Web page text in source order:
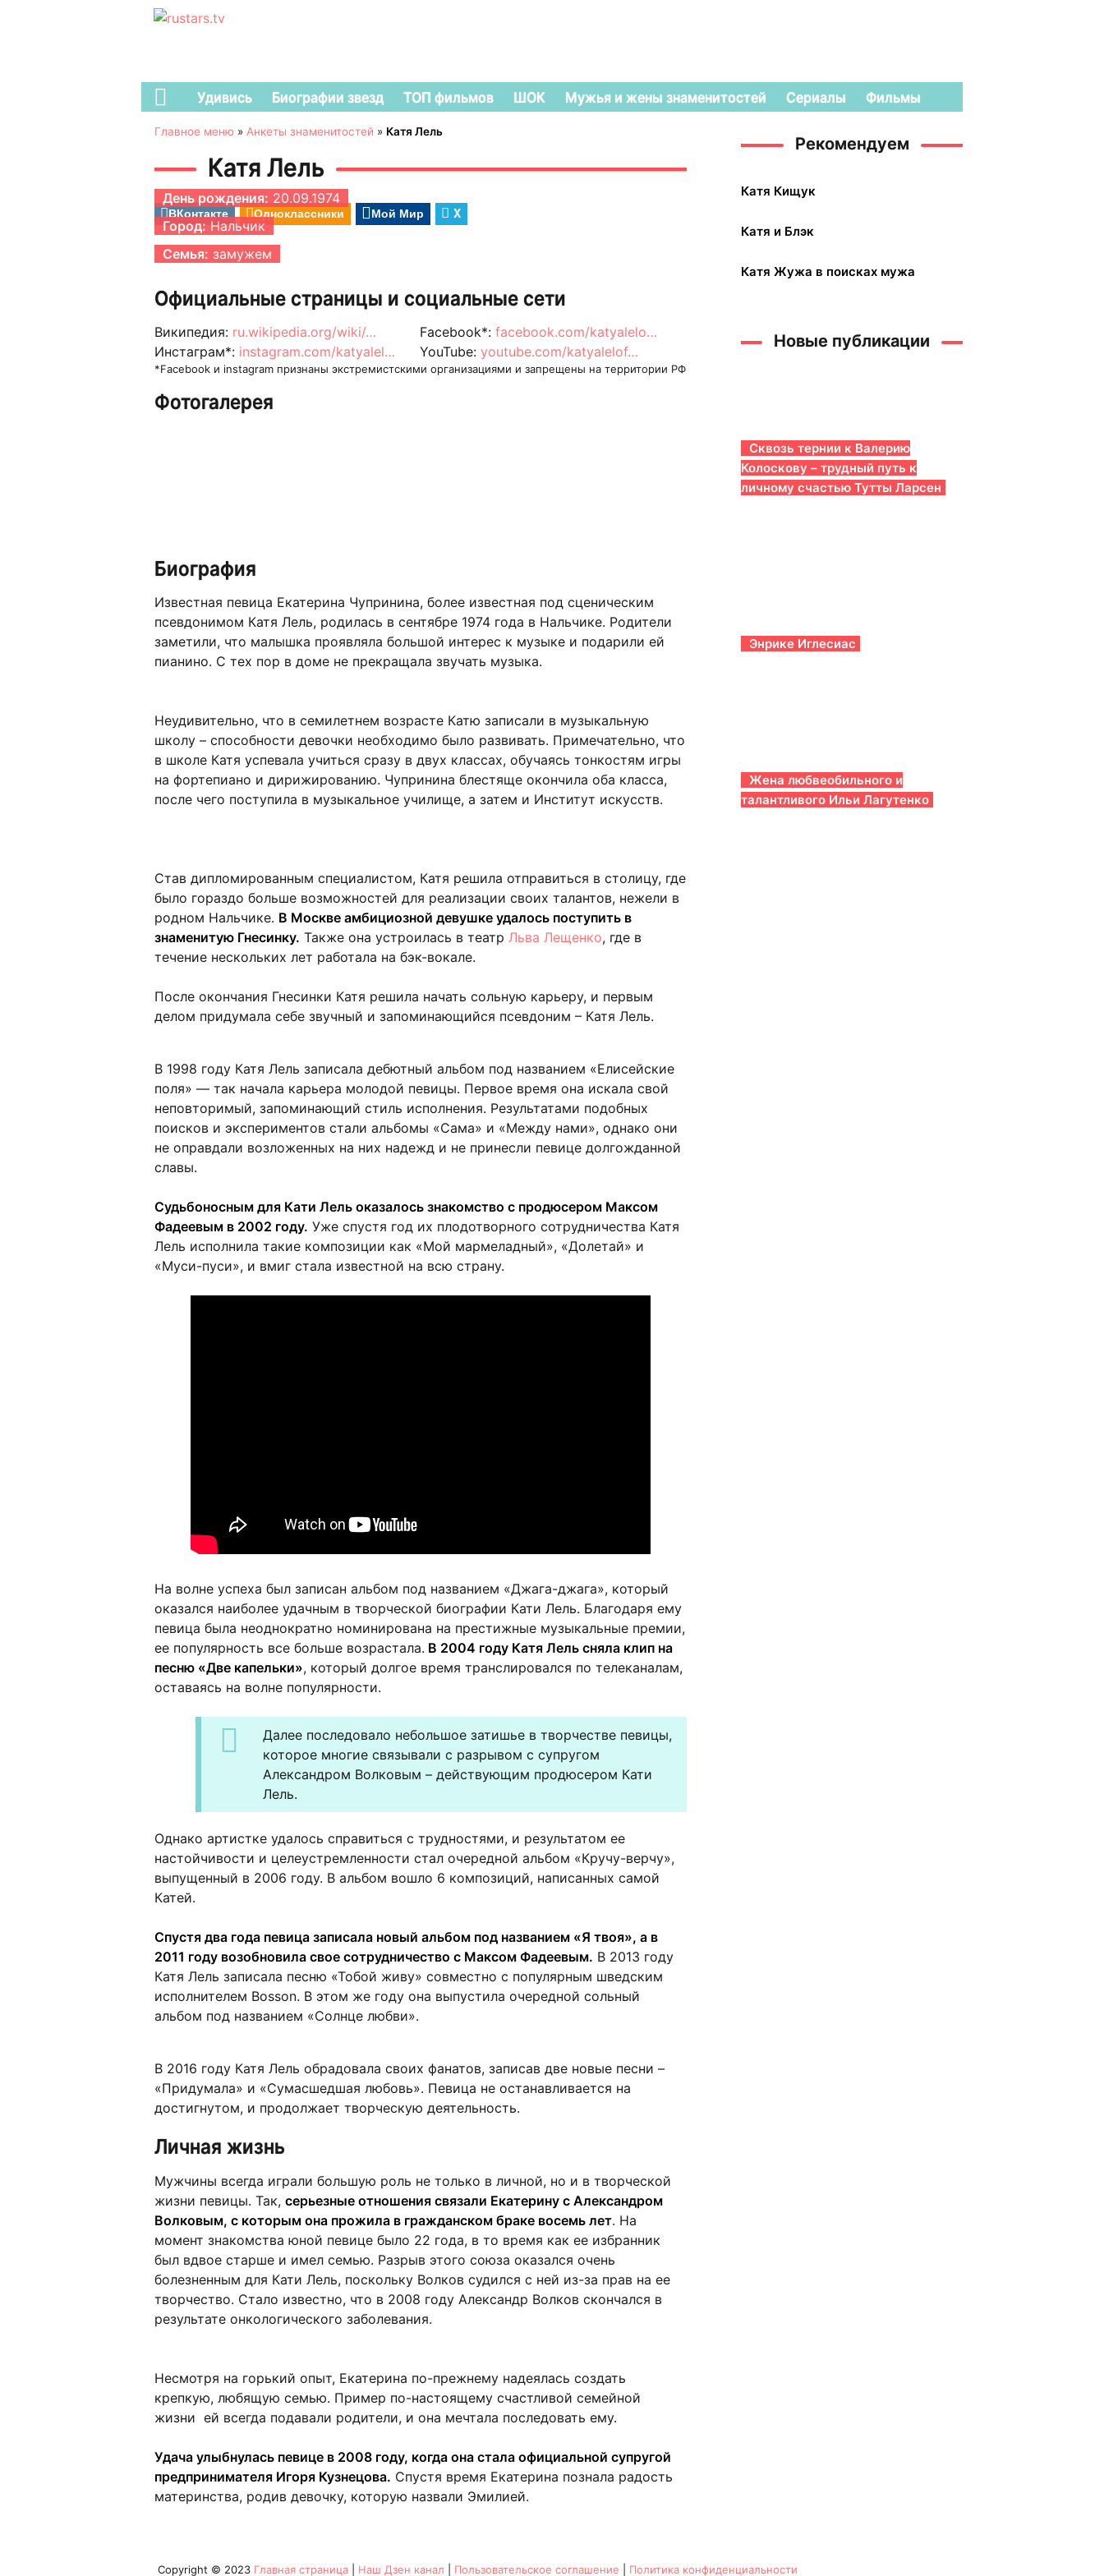
Удивись Биографии звезд ТОП фильмов ШОК Мужья и жены знаменитостей Сериалы Фильмы
Главное меню » Анкеты знаменитостей » Катя Лель
Катя Лель
ВКонтакте Одноклассники Мой Мир X
День рождения: 20.09.1974
Город: Нальчик
Семья: замужем
Официальные страницы и социальные сети
Википедия: ru.wikipedia.org/wiki/… Facebook*: facebook.com/katyalelo…
Инстаграм*: instagram.com/katyalel… YouTube: youtube.com/katyalelof…
*Facebook и instagram признаны экстремистскими организациями и запрещены на территории РФ
Фотогалерея
Биография
Известная певица Екатерина Чупринина, более известная под сценическим
псевдонимом Катя Лель, родилась в сентябре 1974 года в Нальчике. Родители
заметили, что малышка проявляла большой интерес к музыке и подарили ей
пианино. С тех пор в доме не прекращала звучать музыка.
Неудивительно, что в семилетнем возрасте Катю записали в музыкальную
школу – способности девочки необходимо было развивать. Примечательно, что
в школе Катя успевала учиться сразу в двух классах, обучаясь тонкостям игры
на фортепиано и дирижированию. Чупринина блестяще окончила оба класса,
после чего поступила в музыкальное училище, а затем и Институт искусств.
Став дипломированным специалистом, Катя решила отправиться в столицу, где
было гораздо больше возможностей для реализации своих талантов, нежели в
родном Нальчике. В Москве амбициозной девушке удалось поступить в
знаменитую Гнесинку. Также она устроилась в театр Льва Лещенко, где в
течение нескольких лет работала на бэк-вокале.
После окончания Гнесинки Катя решила начать сольную карьеру, и первым
делом придумала себе звучный и запоминающийся псевдоним – Катя Лель.
В 1998 году Катя Лель записала дебютный альбом под названием «Елисейские
поля» — так начала карьера молодой певицы. Первое время она искала свой
неповторимый, запоминающий стиль исполнения. Результатами подобных
поисков и экспериментов стали альбомы «Сама» и «Между нами», однако они
не оправдали возложенных на них надежд и не принесли певице долгожданной
славы.
Судьбоносным для Кати Лель оказалось знакомство с продюсером Максом
Фадеевым в 2002 году. Уже спустя год их плодотворного сотрудничества Катя
Лель исполнила такие композиции как «Мой мармеладный», «Долетай» и
«Муси-пуси», и вмиг стала известной на всю страну.
На волне успеха был записан альбом под названием «Джага-джага», который
оказался наиболее удачным в творческой биографии Кати Лель. Благодаря ему
певица была неоднократно номинирована на престижные музыкальные премии,
ее популярность все больше возрастала. В 2004 году Катя Лель сняла клип на
песню «Две капельки», который долгое время транслировался по телеканалам,
оставаясь на волне популярности.
Далее последовало небольшое затишье в творчестве певицы,
которое многие связывали с разрывом с супругом
Александром Волковым – действующим продюсером Кати
Лель.
Однако артистке удалось справиться с трудностями, и результатом ее
настойчивости и целеустремленности стал очередной альбом «Кручу-верчу»,
выпущенный в 2006 году. В альбом вошло 6 композиций, написанных самой
Катей.
Спустя два года певица записала новый альбом под названием «Я твоя», а в
2011 году возобновила свое сотрудничество с Максом Фадеевым. В 2013 году
Катя Лель записала песню «Тобой живу» совместно с популярным шведским
исполнителем Bosson. В этом же году она выпустила очередной сольный
альбом под названием «Солнце любви».
В 2016 году Катя Лель обрадовала своих фанатов, записав две новые песни –
«Придумала» и «Сумасшедшая любовь». Певица не останавливается на
достигнутом, и продолжает творческую деятельность.
Личная жизнь
Мужчины всегда играли большую роль не только в личной, но и в творческой
жизни певицы. Так, серьезные отношения связали Екатерину с Александром
Волковым, с которым она прожила в гражданском браке восемь лет. На
момент знакомства юной певице было 22 года, в то время как ее избранник
был вдвое старше и имел семью. Разрыв этого союза оказался очень
болезненным для Кати Лель, поскольку Волков судился с ней из-за прав на ее
творчество. Стало известно, что в 2008 году Александр Волков скончался в
результате онкологического заболевания.
Несмотря на горький опыт, Екатерина по-прежнему надеялась создать
крепкую, любящую семью. Пример по-настоящему счастливой семейной
жизни ей всегда подавали родители, и она мечтала последовать ему.
Удача улыбнулась певице в 2008 году, когда она стала официальной супругой
предпринимателя Игоря Кузнецова. Спустя время Екатерина познала радость
материнства, родив девочку, которую назвали Эмилией.
Рекомендуем
Катя Кищук
Катя и Блэк
Катя Жужа в поисках мужа
Новые публикации
Сквозь тернии к Валерию
Колоскову – трудный путь к
личному счастью Тутты Ларсен
Энрике Иглесиас
Жена любвеобильного и
талантливого Ильи Лагутенко
Copyright © 2023 Главная страница Наш Дзен канал Пользовательское соглашение Политика конфиденциальности